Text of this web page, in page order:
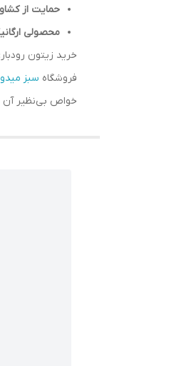
حمایت از
محصولی
خرید زیتون رودبار:
فروشگاه سبز
خواص بی‌نظیر آن